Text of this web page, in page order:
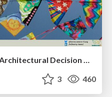
Technical Leadership for Architectural Decision Making
3 460